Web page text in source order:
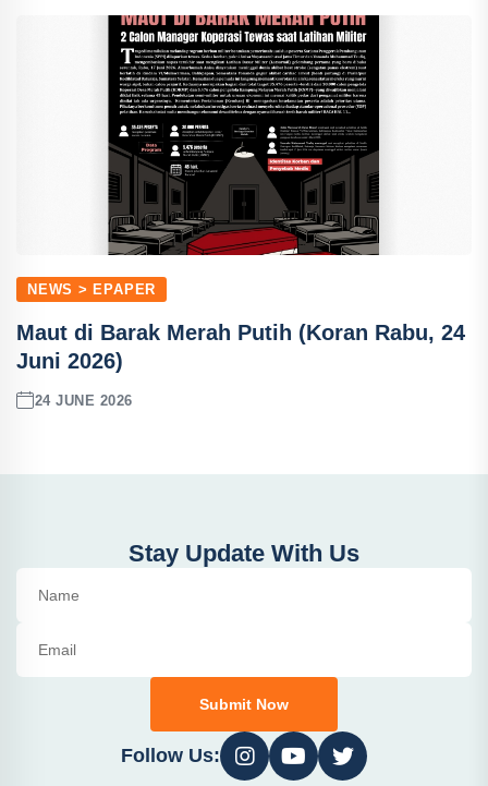
NEWS > EPAPER
Maut di Barak Merah Putih (Koran Rabu, 24
Juni 2026)
24 JUNE 2026
Stay Update With Us
Submit Now
Follow Us: